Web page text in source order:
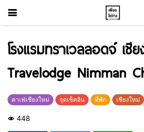
โรงแรมทราเวลลอดจ์ เชีย
Travelodge Nimman
คาเฟ่เชียงใหม่ จุดเช็คอิน ที่พัก เชียงใหม่
448